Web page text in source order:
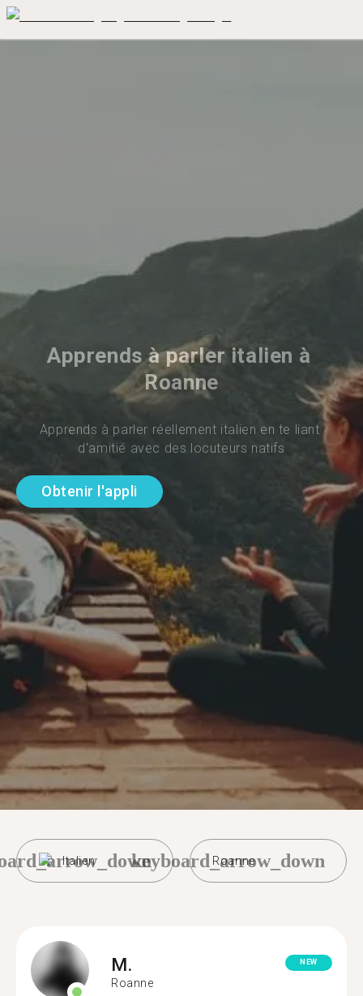
Apprends à parler italien à
Roanne
Apprends à parler réellement italien en te liant
d'amitié avec des locuteurs natifs
Obtenir l'appli
Italien Roanne
keyboard_arrow_down
M.
Roanne
NEW